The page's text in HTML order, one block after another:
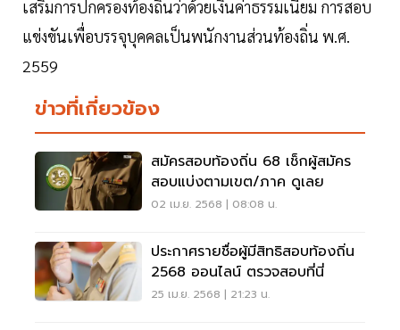
เสริมการปกครองท้องถิ่นว่าด้วยเงินค่าธรรมเนียม การสอบ
แข่งขันเพื่อบรรจุบุคคลเป็นพนักงานส่วนท้องถิ่น พ.ศ.
2559
ข่าวที่เกี่ยวข้อง
สมัครสอบท้องถิ่น 68 เช็กผู้สมัคร
สอบแบ่งตามเขต/ภาค ดูเลย
02 เม.ย. 2568 | 08:08 น.
ประกาศรายชื่อผู้มีสิทธิสอบท้องถิ่น
2568 ออนไลน์ ตรวจสอบที่นี่
25 เม.ย. 2568 | 21:23 น.